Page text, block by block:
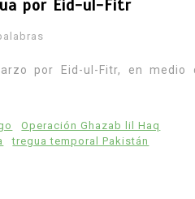
por Eid-ul-Fitr
por Eid-ul-Fitr, en medio
Operación Ghazab lil Haq
tregua temporal Pakistán